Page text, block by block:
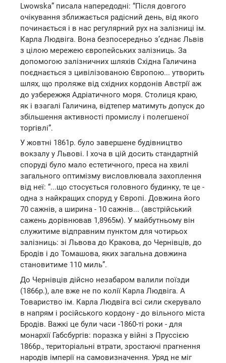
Lwowska” писала напередодні: “Після довгого
очікування зближається радісний день, від якого
починається і в нас регулярний рух на залізниці ім.
Карла Людвіга. Вона безпосередньо з’єднає Львів
з цілою мережею європейських залізниць. За
допомогою залізничних шляхів Східна Галичина
поєднається з цивілізованою Європою... утворить
шлях, що проляже від східних кордонів Австрії аж
до узбережжя Адріатичного моря. Столиця краю,
як і взагалі Галичина, відтепер матимуть допуск до
збільшення активності промислу і полегшеної
торгівлі”.
У жовтні 1861р. було завершене будівництво
вокзалу у Львові. І хоча в цій досить стандартній
споруді було мало естетичного, преса на хвилі
загального оптимізму висловлювала захоплення
від неї: “...що стосується головного будинку, те це -
одна з найкращих споруд у Європі. Довжина його
70 сажнів, а ширина - 10 сажнів... (австрійський
сажень дорівнював 1,8965м). У майбутньому він
служитиме відправним пунктом для чотирьох
залізниць: зі Львова до Кракова, до Чернівців, до
Бродів і до Томашова, яких загальна довжина
становитиме 110 миль”.
До Чернівців дійсно незабаром валили поїзди
(1866р.), але вже не по колії Карла Людвіга. А
Товариство ім. Карла Людвіга всі сили скерувало
в напрям і російського кордону - до вільного міста
Бродів. Важкі це були часи -1860-ті роки - для
монархії Габсбургів: поразка у війні з Пруссією
1866р., територіальні втрати, зростаючі прагнення
народів імперії на самовизначення. Уряд не міг